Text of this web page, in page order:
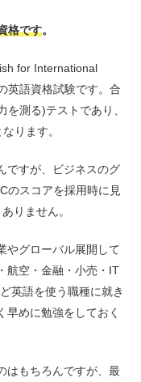
格です。
for International
英語資格試験です。合
測る)テストであり、
ります。
ですが、ビジネスのグ
のスコアを採用時に見
りません。
やグローバル展開して
航空・金融・小売・IT
英語を使う職種に就き
早めに勉強をしておく
はもちろんですが、最